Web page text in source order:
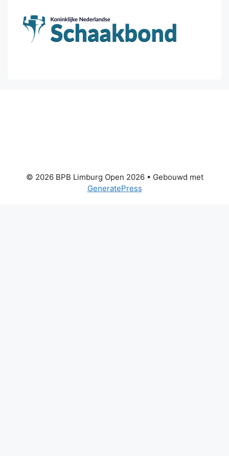
© 2026 BPB Limburg Open 2026• Gebouwd met
GeneratePress